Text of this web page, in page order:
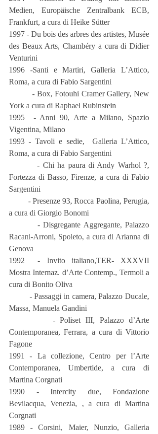
Medien, Europäische Zentralbank ECB,
Frankfurt, a cura di Heike Sütter
1997 - Du bois des arbres des artistes, Musée
des Beaux Arts, Chambéry a cura di Didier
Venturini
1996 -Santi e Martiri, Galleria L’Attico,
Roma, a cura di Fabio Sargentini
          - Box, Fotouhi Cramer Gallery, New
York a cura di Raphael Rubinstein
1995  - Anni 90, Arte a Milano, Spazio
Vigentina, Milano
1993 - Tavoli e sedie,  Galleria L’Attico,
Roma, a cura di Fabio Sargentini
         - Chi ha paura di Andy Warhol ?,
Fortezza di Basso, Firenze, a cura di Fabio
Sargentini
a cura di Giorgio Bonomi
Racani-Arroni, Spoleto, a cura di Arianna di
Genova
1992  - Invito italiano,TER- XXXVII
Mostra Internaz. d’Arte Contemp., Termoli a
cura di Bonito Oliva
Massa, Manuela Gandini
Contemporanea, Ferrara, a cura di Vittorio
Fagone
1991 - La collezione, Centro per l’Arte
Contemporanea, Umbertide, a cura di
Martina Corgnati
1990 - Intercity due, Fondazione
Bevilacqua, Venezia, , a cura di Martina
Corgnati
1989 - Corsini, Maier, Nunzio, Galleria